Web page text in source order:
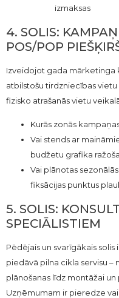
izmaksas
4. SOLIS:
POS/POP
Izveidojot gada mārketinga
atbilstošu tirdzniecības
fizisko atrašanās vietu
Kurās zonās
Vai stends ar
budžetu grafika
Vai plānotas
fiksācijas punktus
5. SOLIS:
SPECIĀLISTIEM
Pēdējais un svarīgākais
piedāvā pilna cikla servisu –
plānošanas līdz montāžai
Uzņēmumam ir pieredze